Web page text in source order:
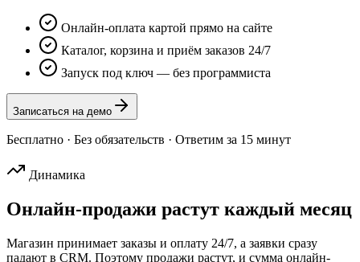
Онлайн-оплата картой прямо на сайте
Каталог, корзина и приём заказов 24/7
Запуск под ключ — без программиста
Записаться на демо
Бесплатно · Без обязательств · Ответим за 15 минут
Динамика
Онлайн-продажи растут каждый месяц
Магазин принимает заказы и оплату 24/7, а заявки сразу
падают в CRM. Поэтому продажи растут, и сумма онлайн-